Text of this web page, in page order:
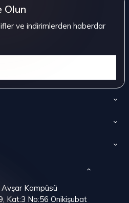
Olun
ve indirimlerden haberdar
Avşar Kampüsü
Kat:3 No:56 Onikişubat